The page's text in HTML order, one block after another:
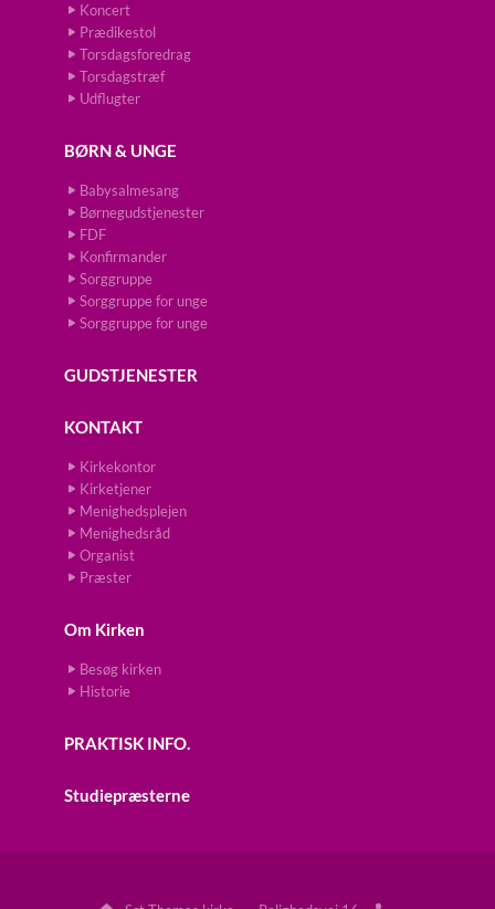
Koncert
Prædikestol
Torsdagsforedrag
Torsdagstræf
Udflugter
BØRN & UNGE
Babysalmesang
Børnegudstjenester
FDF
Konfirmander
Sorggruppe
Sorggruppe for unge
Sorggruppe for unge
GUDSTJENESTER
KONTAKT
Kirkekontor
Kirketjener
Menighedsplejen
Menighedsråd
Organist
Præster
Om Kirken
Besøg kirken
Historie
PRAKTISK INFO.
Studiepræsterne